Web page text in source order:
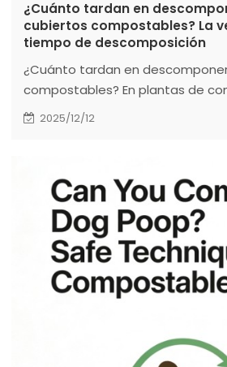
¿Cuánto tardan en
cubiertos compostables? La
tiempo de descomposición
¿Cuánto tardan en
compostables? En plantas de
industrial, se descomponen en 3-
tiempo. Aprenda los métodos
eliminación para garantizar que
ecológicos cumplan su promesa
los cubiertos compostables
Biomaterials están diseñados
2025/12/12